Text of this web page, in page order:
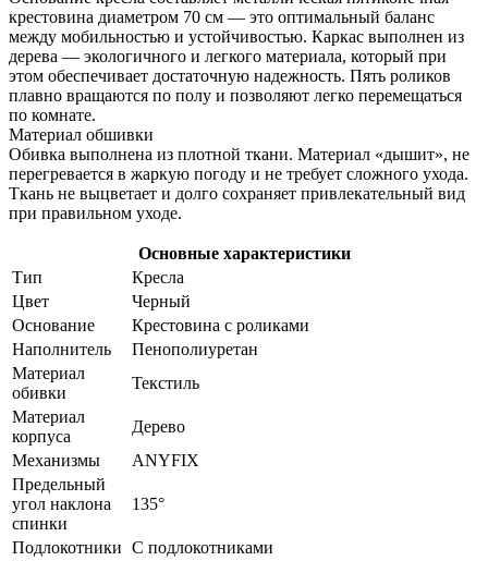
крестовина диаметром 70 см — это оптимальный баланс
между мобильностью и устойчивостью. Каркас выполнен из
дерева — экологичного и легкого материала, который при
этом обеспечивает достаточную надежность. Пять роликов
плавно вращаются по полу и позволяют легко перемещаться
по комнате.
Материал обшивки
Обивка выполнена из плотной ткани. Материал «дышит», не
перегревается в жаркую погоду и не требует сложного ухода.
Ткань не выцветает и долго сохраняет привлекательный вид
при правильном уходе.
Основные характеристики
Тип
Кресла
Цвет
Черный
Основание
Крестовина с роликами
Наполнитель
Пенополиуретан
Материал
обивки
Текстиль
Материал
корпуса
Дерево
Механизмы
ANYFIX
Предельный
угол наклона
спинки
135°
Подлокотники С подлокотниками